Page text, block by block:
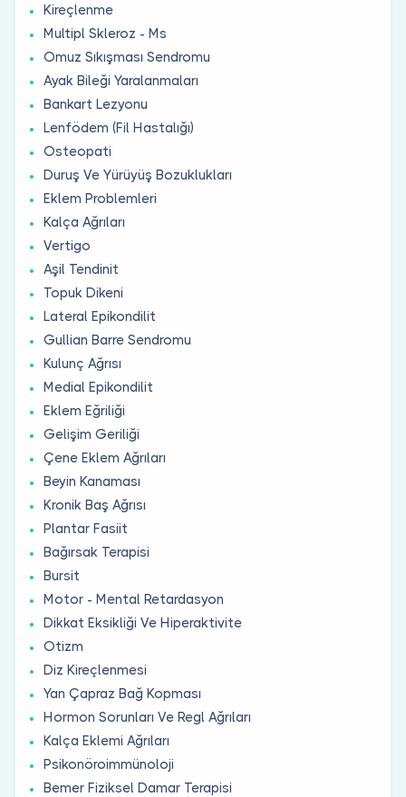
Kireçlenme
Multipl Skleroz - Ms
Omuz Sıkışması Sendromu
Ayak Bileği Yaralanmaları
Bankart Lezyonu
Lenfödem (Fil Hastalığı)
Osteopati
Duruş Ve Yürüyüş Bozuklukları
Eklem Problemleri
Kalça Ağrıları
Vertigo
Aşil Tendinit
Topuk Dikeni
Lateral Epikondilit
Gullian Barre Sendromu
Kulunç Ağrısı
Medial Epikondilit
Eklem Eğriliği
Gelişim Geriliği
Çene Eklem Ağrıları
Beyin Kanaması
Kronik Baş Ağrısı
Plantar Fasiit
Bağırsak Terapisi
Bursit
Motor - Mental Retardasyon
Dikkat Eksikliği Ve Hiperaktivite
Otizm
Diz Kireçlenmesi
Yan Çapraz Bağ Kopması
Hormon Sorunları Ve Regl Ağrıları
Kalça Eklemi Ağrıları
Psikonöroimmünoloji
Bemer Fiziksel Damar Terapisi